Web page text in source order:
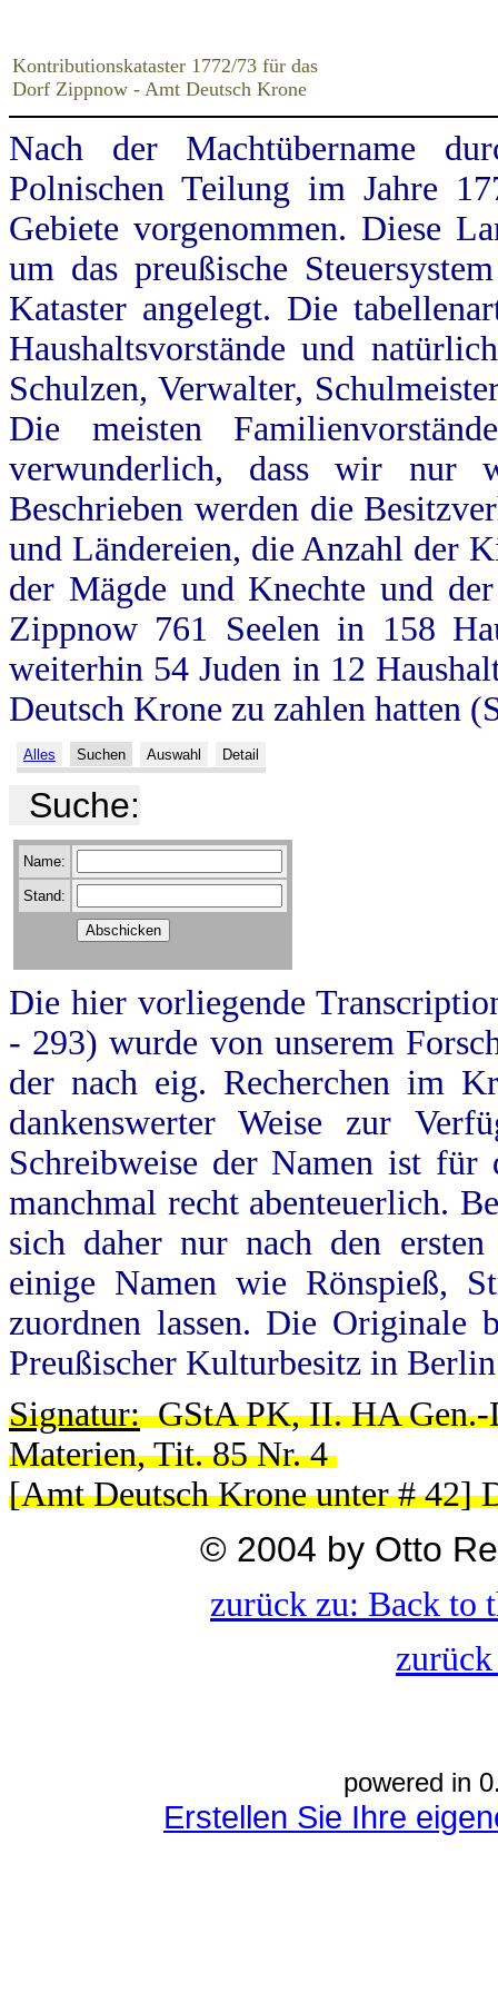
Kontributionskataster 1772/73 für das
Dorf Zippnow - Amt Deutsch Krone
Nach der Machtübername
Polnischen Teilung im Jahre
Gebiete vorgenommen. Diese
um das preußische
Kataster angelegt. Die
Haushaltsvorstände und
Schulzen, Verwalter,
Die meisten
verwunderlich, dass wir nur
Beschrieben werden die
und Ländereien, die Anzahl der
der Mägde und Knechte und
Zippnow 761 Seelen in 158
weiterhin 54 Juden in 12
Deutsch Krone zu zahlen hatten
Alles Suchen Auswahl Detail
Suche:
Name:
Stand:
Die hier vorliegende
- 293) wurde von unserem
der nach eig. Recherchen im
dankenswerter Weise zur
Schreibweise der Namen ist für
manchmal recht abenteuerlich.
sich daher nur nach den ersten
einige Namen wie Rönspieß,
zuordnen lassen. Die Originale
Preußischer Kulturbesitz in
Signatur:GStA PK, II. HA Gen.-
Materien, Tit. 85 Nr. 4
[Amt Deutsch Krone unter # 42]
© 2004 by Otto
zurück zu: Back to
powered in
Erstellen Sie Ihre